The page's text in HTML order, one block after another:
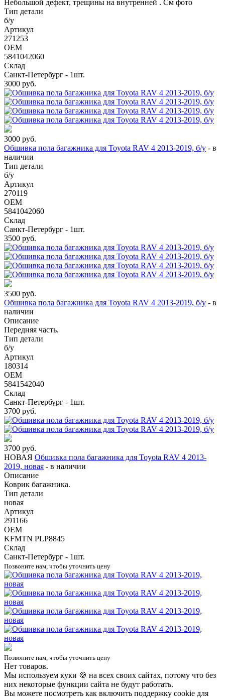
Небольшой дефект, трещины на внутренней . См фото
Тип детали
б/у
Артикул
271253
OEM
5841042060
Склад
Санкт-Петербург - 1шт.
3000 руб.
3000 руб.
Обшивка пола багажника для Toyota RAV 4 2013-2019, б/у - в
наличии
Тип детали
б/у
Артикул
270119
OEM
5841042060
Склад
Санкт-Петербург - 1шт.
3500 руб.
3500 руб.
Обшивка пола багажника для Toyota RAV 4 2013-2019, б/у - в
наличии
Описание
Передняя часть.
Тип детали
б/у
Артикул
180314
OEM
5841542040
Склад
Санкт-Петербург - 1шт.
3700 руб.
3700 руб.
НОВАЯ Обшивка пола багажника для Toyota RAV 4 2013-
2019, новая - в наличии
Описание
Коврик багажника.
Тип детали
новая
Артикул
291166
OEM
KFMTN PLP8845
Склад
Санкт-Петербург - 1шт.
Позвоните нам, чтобы уточнить цену
Позвоните нам, чтобы уточнить цену
Нет товаров.
Мы используем куки 🍪 на всех своих сайтах, потому что без
них некоторые функции сайта не будут работать.
Вы можете посмотреть как включить поддержку cookie для